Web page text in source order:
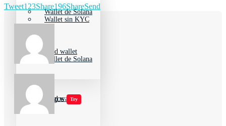
Wallet de Solana
Cold wallet
Jugar juegos Try
Wallet sin KYC
Wallet de Solana
Cold wallet
Tweet123Share196ShareSend